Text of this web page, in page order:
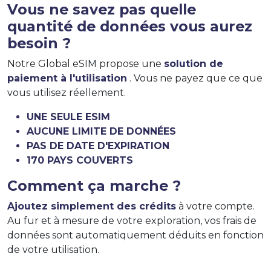
Vous ne savez pas quelle
quantité de données vous aurez
besoin ?
Notre Global eSIM propose une solution de
paiement à l'utilisation . Vous ne payez que ce que
vous utilisez réellement.
UNE SEULE ESIM
AUCUNE LIMITE DE DONNÉES
PAS DE DATE D'EXPIRATION
170 PAYS COUVERTS
Comment ça marche ?
Ajoutez simplement des crédits à votre compte.
Au fur et à mesure de votre exploration, vos frais de
données sont automatiquement déduits en fonction
de votre utilisation.